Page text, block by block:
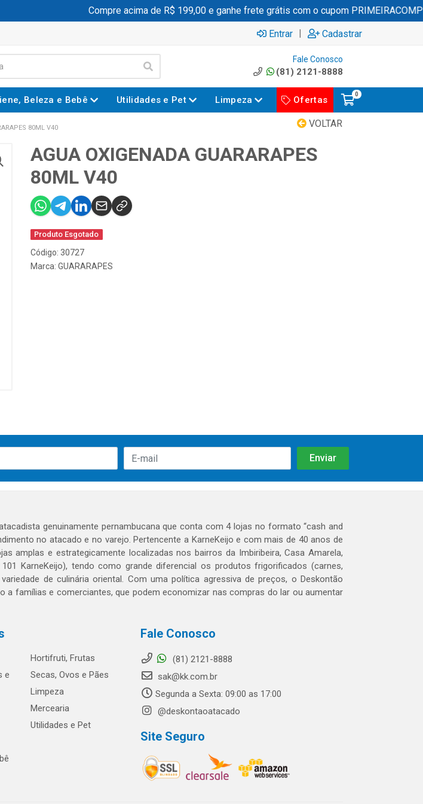
Compre acima de R$ 199,00 e ganhe frete grátis com o cupom
Entrar | Cadastrar
Fale Conosco
(81) 2121-8888
Beleza e Bebê Utilidades e Pet Limpeza Ofertas
0
VOLTAR
80ML V40
AGUA OXIGENADA GUARARAPES
80ML V40
Produto Esgotado
Código: 30727
Marca: GUARARAPES
genuinamente pernambucana que conta com 4 lojas no formato “cash and
no atacado e no varejo. Pertencente a KarneKeijo e com mais de 40 anos de
amplas e estrategicamente localizadas nos bairros da Imbiribeira, Casa Amarela,
KarneKeijo), tendo como grande diferencial os produtos frigorificados (carnes,
de culinária oriental. Com uma política agressiva de preços, o Deskontão
a famílias e comerciantes, que podem economizar nas compras do lar ou aumentar
e
Hortifruti, Frutas
Secas, Ovos e Pães
Limpeza
Mercearia
Utilidades e Pet
Fale Conosco
(81) 2121-8888
sak@kk.com.br
Segunda a Sexta: 09:00 as 17:00
@deskontaoatacado
Site Seguro